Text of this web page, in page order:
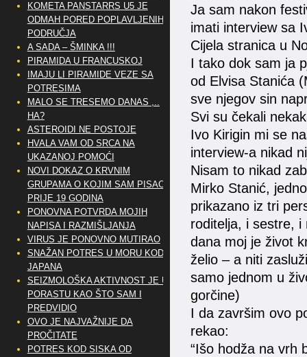
Ja sam nakon
imati interview sa
Cijela stranica u
I tako dok sam ja
od Elvisa Stanića
sve njegov sin
Svi su čekali
Ivo Kirigin mi se
interview-a nikad
Nisam to nikad
Mirko Stanić,
prikazano iz tri
roditelja, i sestre, i
dana moj je život
želio – a niti
samo jednom u
gorčine)
I da završim ovo
rekao:
“Išo hodža na vrh
KOMETA PANSTARRS U5 JE
ODMAH PORED POPLAVLJENIH
PODRUČJA
A SADA – ŠMINKA !!!
PIRAMIDA U FRANCUSKOJ
IMAJU LI PIRAMIDE VEZE SA
POTRESIMA
MALO SE TRESEMO DANAS ,..
HA?
ASTEROIDI NE POSTOJE
HVALA VAM OD SRCA NA
UKAZANOJ POMOĆI
NOVI DOKAZ O KRVNIM
GRUPAMA O KOJIM SAM PISAO
PRIJE 19 GODINA
PONOVNA POTVRDA MOJIH
NAPISA I RAZMIŠLJANJA
VIRUS JE PONOVNO MUTIRAO
SNAŽAN POTRES U MORU KOD
JAPANA
SEIZMOLOŠKA AKTIVNOST JE U
PORASTU KAO ŠTO SAM I
PREDVIDIO
OVO JE NAJVAŽNIJE DA
PROČITATE
POTRES KOD SISKA OD